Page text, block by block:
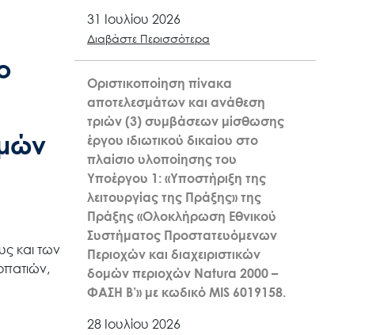
και των
31 Ιουλίου 2026
Διαβάστε Περισσότερα
Οριστικοποίηση πίνακα
αποτελεσμάτων και ανάθεση
τριών (3) συμβάσεων μίσθωσης
έργου ιδιωτικού δικαίου στο
πλαίσιο υλοποίησης του
Υποέργου 1: «Υποστήριξη της
λειτουργίας της Πράξης» της
Πράξης «Ολοκλήρωση Εθνικού
Συστήματος Προστατευόμενων
Περιοχών και διαχειριστικών
δομών περιοχών Natura 2000 –
ΦΑΣΗ Β’» με κωδικό MIS 6019158.
28 Ιουλίου 2026